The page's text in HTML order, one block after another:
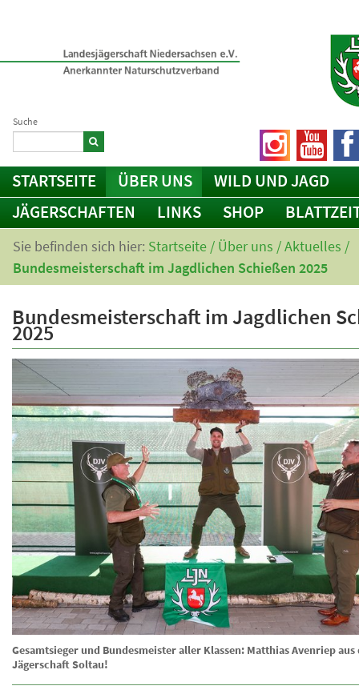
Suche
STARTSEITE ÜBER UNS
WILD UND JAGD
JÄGERSCHAFTEN
LINKS SHOP
Sie befinden sich hier: Startseite / Über uns /Aktuelles /
Bundesmeisterschaft im Jagdlichen Schießen 2025
Bundesmeisterschaft im Jagdlichen
2025
Gesamtsieger und Bundesmeister aller Klassen: Matthias Avenriep aus
Jägerschaft Soltau!